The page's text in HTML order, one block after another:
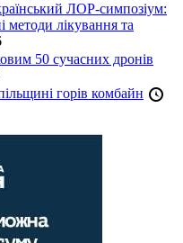
ЛОР-симпозіум:
методи лікування та
50 сучасних дронів
горів комбайн